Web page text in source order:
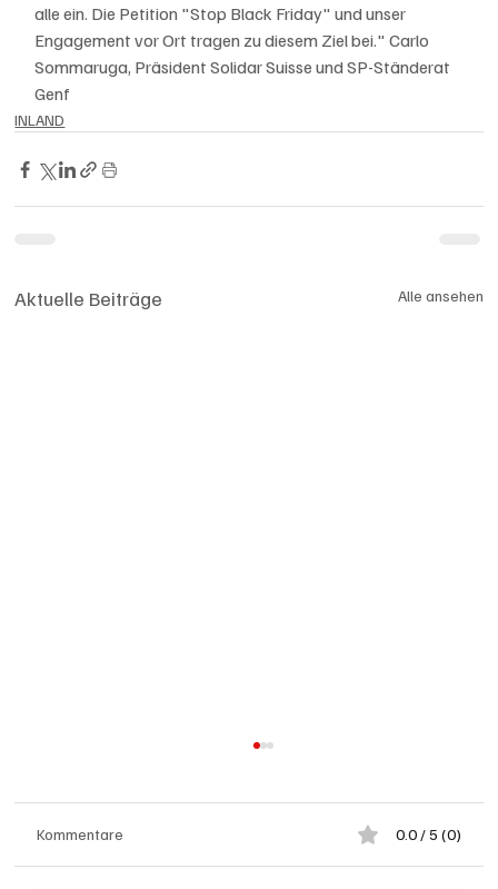
alle ein. Die Petition "Stop Black Friday" und unser
Engagement vor Ort tragen zu diesem Ziel bei." Carlo
Sommaruga, Präsident Solidar Suisse und SP-Ständerat
Genf
INLAND
Aktuelle Beiträge Alle ansehen
Kommentare 0.0 / 5 (0)